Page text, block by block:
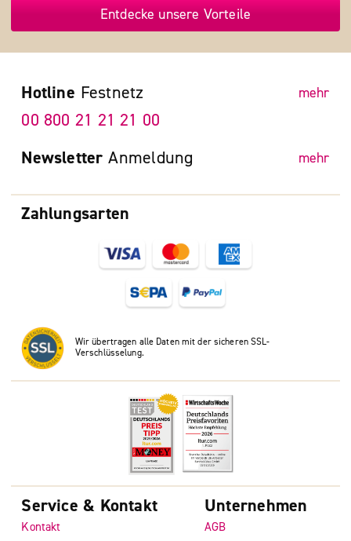
Entdecke unsere Vorteile
Zahlungsarten
Wir übertragen alle Daten mit der sicheren SSL-
Verschlüsselung.
Hotline Festnetz mehr
00 800 21 21 21 00
Newsletter Anmeldung mehr
Service & Kontakt
Kontakt
Unternehmen
AGB